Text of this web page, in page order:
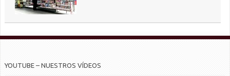
YOUTUBE – NUESTROS VÍDEOS